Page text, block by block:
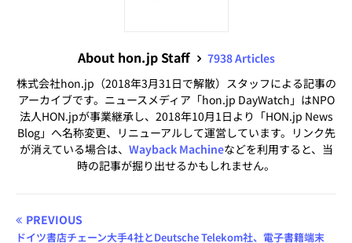
About hon.jp Staff
7938 Articles
株式会社hon.jp（2018年3月31日で解散）スタッフによる記事の
アーカイブです。ニュースメディア「hon.jp DayWatch」はNPO
法人HON.jpが事業継承し、2018年10月1日より「HON.jp News
Blog」へ名称変更、リニューアルして運営しています。リンク先
が消えている場合は、 Wayback Machineなどを利用すると、当
時の記事が掘り出せるかもしれません。
PREVIOUS
ドイツ書店チェーン大手4社とDeutsche Telekom社、電子書籍端末